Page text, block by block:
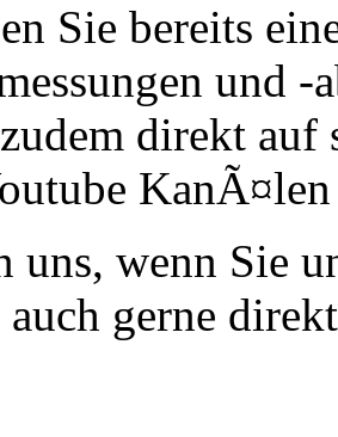
Sie bereits
und -
direkt auf
uns, wenn Sie
gerne